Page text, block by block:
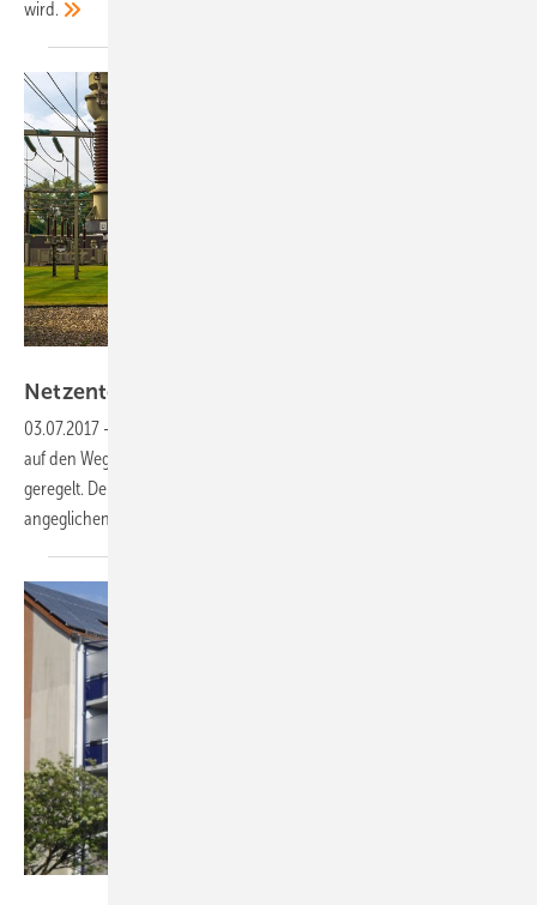
wird.
Netzentgelte werden bundesweit
03.07.2017 -
auf den Weg gebracht. Darin wird die Verteilung der Netzentgelte neu
geregelt. Deutschlandweit werden dadurch die Belastungen
angeglichen.